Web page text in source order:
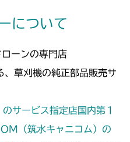
アクスル
について
ーンの専門店
草刈機の純正部品販売サ
サービス指定店国内第１
（筑水キャニコム）の